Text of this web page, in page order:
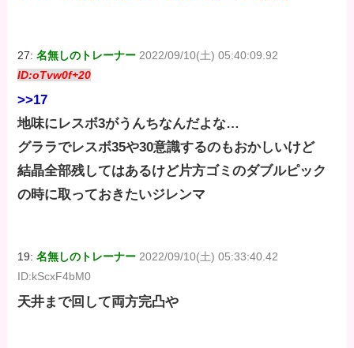
27:名無しのトレーナー 2022/09/10(土) 05:40:09.92
ID:oTvw0f+20
>>17
地味にレスボ3がうんちなんだよな…
グララでレスボ35や30意識するのもおかしいけど
結晶全部残してはあるけど片方ゴミのダブルピック
の時に取っておきたいジレンマ
19:名無しのトレーナー 2022/09/10(土) 05:33:40.42
ID:kScxF4bM0
天井まで回して両方完凸や